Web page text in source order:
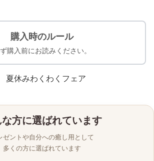
購入時のルール
購入前にお読みください。
な方に選ばれています
ゼントや自分への癒し用として
多くの方に選ばれています